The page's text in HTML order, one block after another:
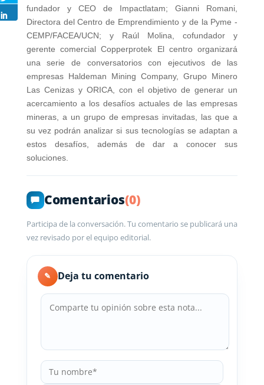
fundador y CEO de Impactlatam; Gianni Romani,
Directora del Centro de Emprendimiento y de la Pyme -
CEMP/FACEA/UCN; y Raúl Molina, cofundador y
gerente comercial Copperprotek El centro organizará
una serie de conversatorios con ejecutivos de las
empresas Haldeman Mining Company, Grupo Minero
Las Cenizas y ORICA, con el objetivo de generar un
acercamiento a los desafíos actuales de las empresas
mineras, a un grupo de empresas invitadas, las que a
su vez podrán analizar si sus tecnologías se adaptan a
estos desafíos, además de dar a conocer sus
soluciones.
Comentarios(0)
Participa de la conversación. Tu comentario se publicará una
vez revisado por el equipo editorial.
✎ Deja tu comentario